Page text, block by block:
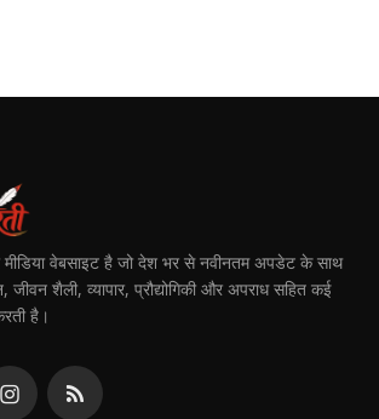
मीडिया वेबसाइट है जो देश भर से नवीनतम अपडेट के साथ
शैली, व्यापार, प्रौद्योगिकी और अपराध सहित कई
है।